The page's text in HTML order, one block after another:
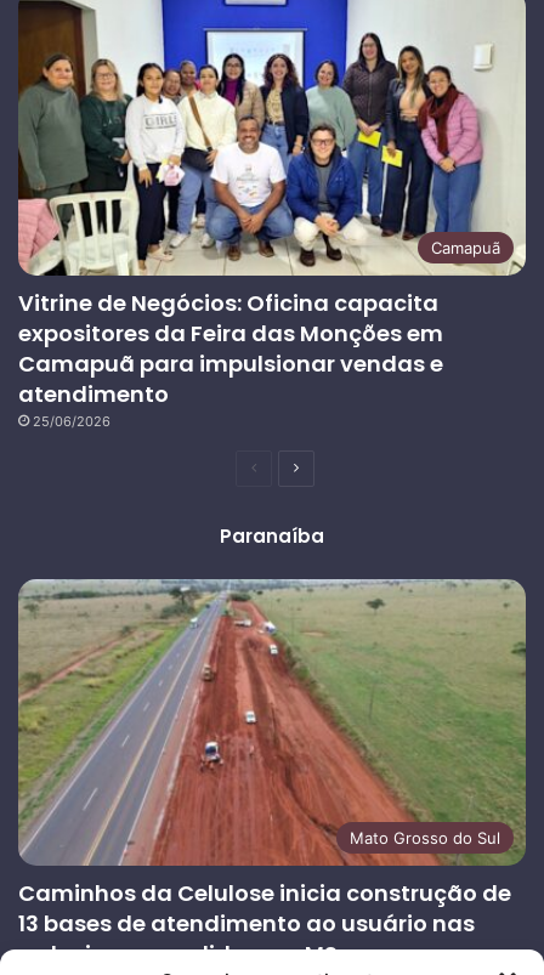
Camapuã
Vitrine de Negócios: Oficina capacita
expositores da Feira das Monções em
Camapuã para impulsionar vendas e
atendimento
25/06/2026
PáginaPróxima
Paranaíba
Mato Grosso do Sul
Caminhos da Celulose inicia construção de
13 bases de atendimento ao usuário nas
rodovias concedidas em MS